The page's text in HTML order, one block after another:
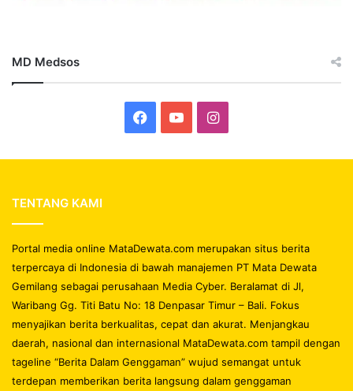
MD Medsos
Facebook
YouTubeInstagram
TENTANG KAMI
Portal media online MataDewata.com merupakan situs berita
terpercaya di Indonesia di bawah manajemen PT Mata Dewata
Gemilang sebagai perusahaan Media Cyber. Beralamat di Jl,
Waribang Gg. Titi Batu No: 18 Denpasar Timur – Bali. Fokus
menyajikan berita berkualitas, cepat dan akurat. Menjangkau
daerah, nasional dan internasional MataDewata.com tampil dengan
tageline “Berita Dalam Genggaman” wujud semangat untuk
terdepan memberikan berita langsung dalam genggaman